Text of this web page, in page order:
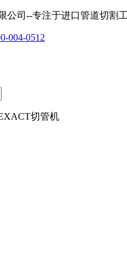
公司--专注于进口管道切割
004-0512
切管机